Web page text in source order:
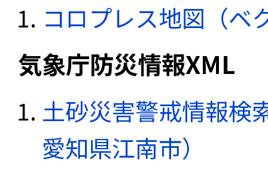
コロプレス地図（ベ
気象庁防災情報XML
土砂災害警戒情報検
愛知県江南市）